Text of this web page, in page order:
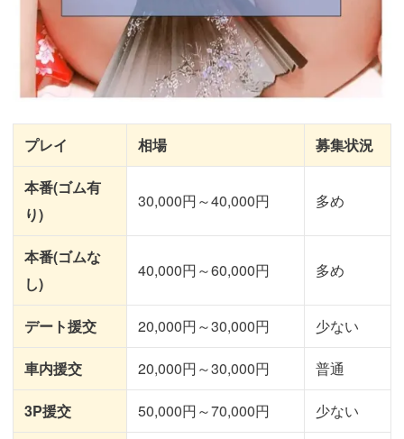
プレイ 相場 募集状況
本番(ゴム有
り)
30,000円～40,000円 多め
本番(ゴムな
し)
40,000円～60,000円 多め
デート援交 20,000円～30,000円 少ない
車内援交 20,000円～30,000円 普通
3P援交 50,000円～70,000円 少ない